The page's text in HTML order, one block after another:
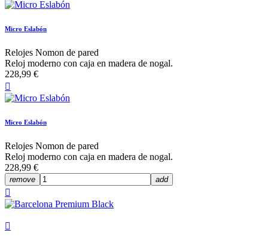
Micro Eslabón
Relojes Nomon de pared
Reloj moderno con caja en madera de nogal.
228,99 €

Micro Eslabón
Relojes Nomon de pared
Reloj moderno con caja en madera de nogal.
228,99 €
remove add

